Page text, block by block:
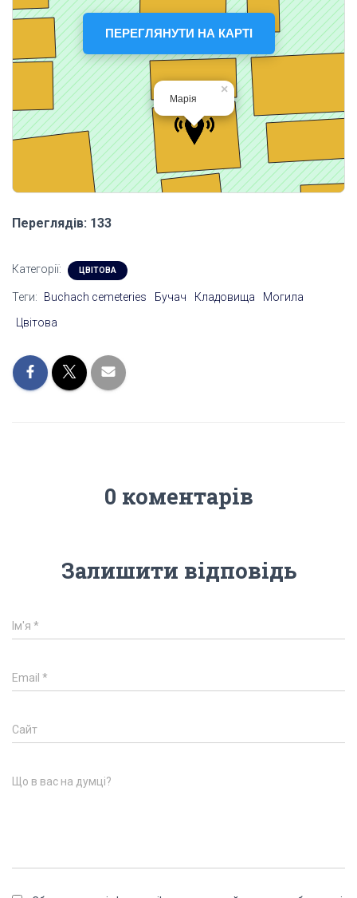
ПЕРЕГЛЯНУТИ НА КАРТІ
Переглядів: 133
Категорії: ЦВІТОВА
Теги: Buchach cemeteries Бучач Кладовища
Могила
Цвітова
0 коментарів
Залишити відповідь
Ім'я *
Email *
Сайт
Що в вас на думці?